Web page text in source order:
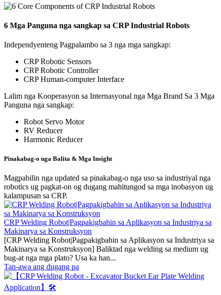
6 Mga Panguna nga sangkap sa CRP Industrial Robots
Independyenteng Pagpalambo sa 3 nga mga sangkap:
CRP Robotic Sensors
CRP Robotic Controller
CRP Human-computer Interface
Lalim nga Kooperasyon sa Internasyonal nga Mga Brand Sa 3 Mga
Panguna nga sangkap:
Robot Servo Motor
RV Reducer
Harmonic Reducer
Pinakabag-o nga Balita & Mga Insight
Magpabilin nga updated sa pinakabag-o nga uso sa industriyal nga
robotics ug pagkat-on og dugang mahitungod sa mga inobasyon ug
kalampusan sa CRP.
CRP Welding Robot|Pagpakigbahin sa Aplikasyon sa Industriya sa
Makinarya sa Konstruksyon
[CRP Welding Robot|Pagpakigbahin sa Aplikasyon sa Industriya sa
Makinarya sa Konstruksyon] Baliktad nga welding sa medium ug
bug-at nga mga plato? Usa ka han...
Tan-awa ang dugang pa